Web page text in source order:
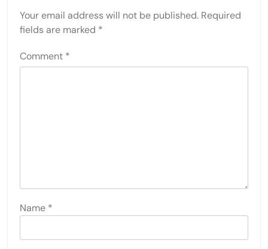
Your email address will not be published. Required
fields are marked *
Comment *
Name *